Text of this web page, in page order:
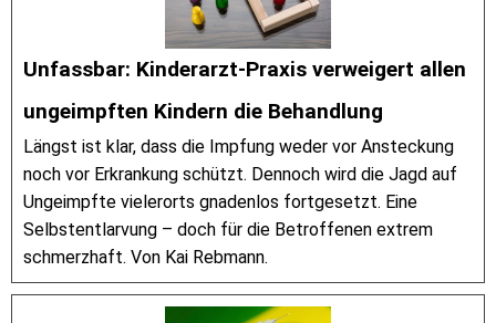
Unfassbar: Kinderarzt-Praxis verweigert allen
ungeimpften Kindern die Behandlung
Längst ist klar, dass die Impfung weder vor Ansteckung
noch vor Erkrankung schützt. Dennoch wird die Jagd auf
Ungeimpfte vielerorts gnadenlos fortgesetzt. Eine
Selbstentlarvung – doch für die Betroffenen extrem
schmerzhaft. Von Kai Rebmann.